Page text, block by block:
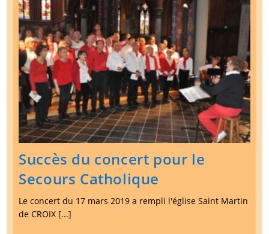
Succès du concert pour le
Secours Catholique
Le concert du 17 mars 2019 a rempli l'église Saint Martin
de CROIX [...]